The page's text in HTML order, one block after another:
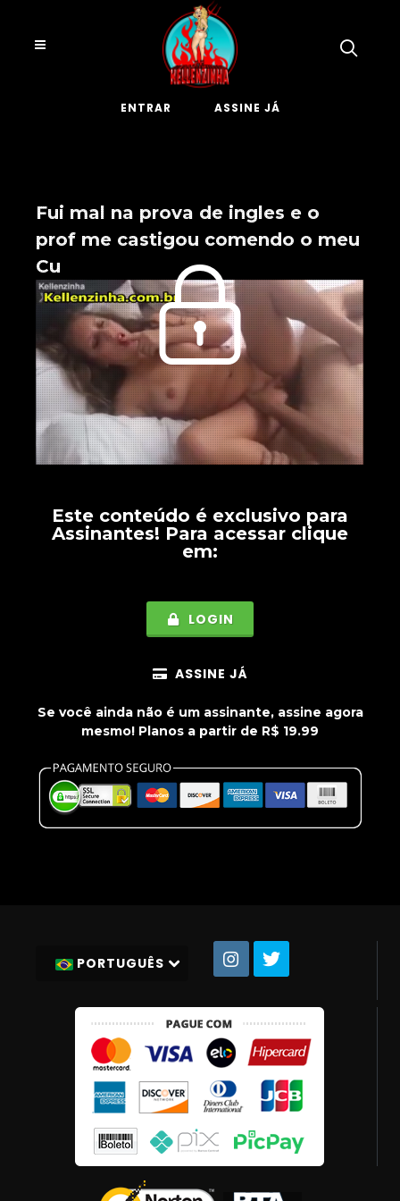
ENTRAR ASSINE JÁ
Fui mal na prova de ingles e o
prof me castigou comendo o meu
Cu
Este conteúdo é exclusivo para
Assinantes! Para acessar clique
em:
LOGIN
ASSINE JÁ
Se você ainda não é um assinante, assine agora
mesmo! Planos a partir de R$ 19.99
PORTUGUÊS